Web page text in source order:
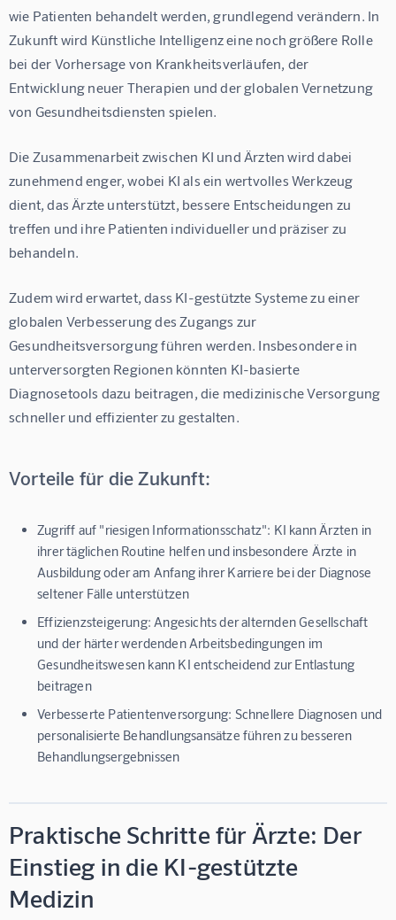
wie Patienten behandelt werden, grundlegend verändern. In
Zukunft wird Künstliche Intelligenz eine noch größere Rolle
bei der Vorhersage von Krankheitsverläufen, der
Entwicklung neuer Therapien und der globalen Vernetzung
von Gesundheitsdiensten spielen.
Die Zusammenarbeit zwischen KI und Ärzten wird dabei
zunehmend enger, wobei KI als ein wertvolles Werkzeug
dient, das Ärzte unterstützt, bessere Entscheidungen zu
treffen und ihre Patienten individueller und präziser zu
behandeln.
Zudem wird erwartet, dass KI-gestützte Systeme zu einer
globalen Verbesserung des Zugangs zur
Gesundheitsversorgung führen werden. Insbesondere in
unterversorgten Regionen könnten KI-basierte
Diagnosetools dazu beitragen, die medizinische Versorgung
schneller und effizienter zu gestalten.
Vorteile für die Zukunft:
Zugriff auf "riesigen Informationsschatz": KI kann Ärzten in
ihrer täglichen Routine helfen und insbesondere Ärzte in
Ausbildung oder am Anfang ihrer Karriere bei der Diagnose
seltener Fälle unterstützen
Effizienzsteigerung: Angesichts der alternden Gesellschaft
und der härter werdenden Arbeitsbedingungen im
Gesundheitswesen kann KI entscheidend zur Entlastung
beitragen
Verbesserte Patientenversorgung: Schnellere Diagnosen und
personalisierte Behandlungsansätze führen zu besseren
Behandlungsergebnissen
Praktische Schritte für Ärzte: Der
Einstieg in die KI-gestützte
Medizin